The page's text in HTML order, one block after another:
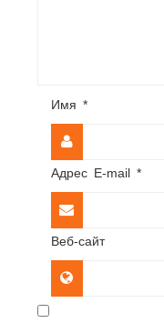
Имя *
Адрес E-mail *
Веб-сайт